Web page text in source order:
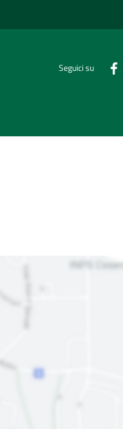
Seguici su